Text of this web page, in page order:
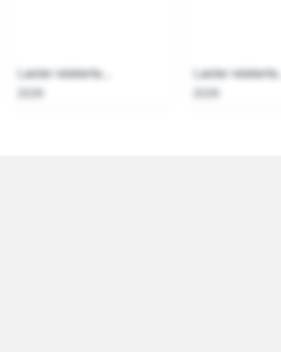
Laster relaterte... Laster relaterte...